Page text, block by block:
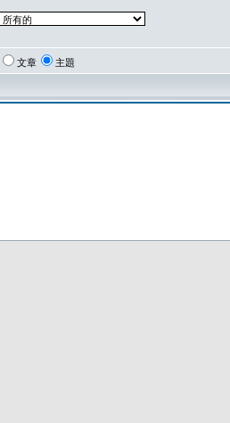
文章 主題